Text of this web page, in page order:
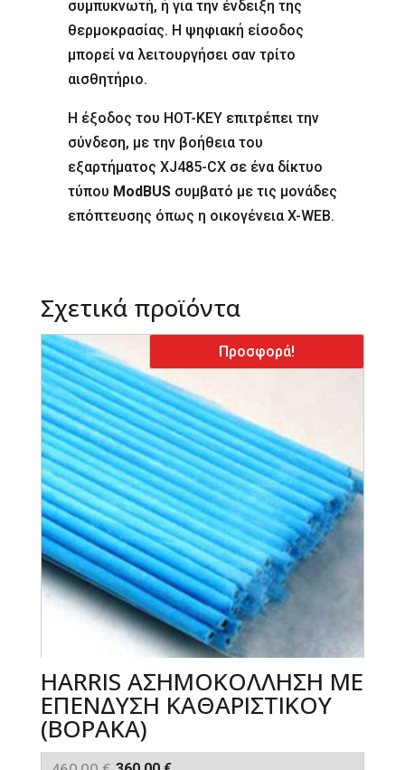
συμπυκνωτή, ή για την ένδειξη της
θερμοκρασίας. Η ψηφιακή είσοδος
μπορεί να λειτουργήσει σαν τρίτο
αισθητήριο.
Η έξοδος του HOT-KEY επιτρέπει την
σύνδεση, με την βοήθεια του
εξαρτήματος XJ485-CX σε ένα δίκτυο
τύπου ModBUSσυμβατό με τις μονάδες
επόπτευσης όπως η οικογένεια X-WEB.
Σχετικά προϊόντα
Προσφορά!
HARRIS ΑΣΗΜΟΚΟΛΛΗΣΗ ME
ΕΠΕΝΔΥΣΗ ΚΑΘΑΡΙΣΤΙΚΟΥ
(ΒΟΡΑΚΑ)